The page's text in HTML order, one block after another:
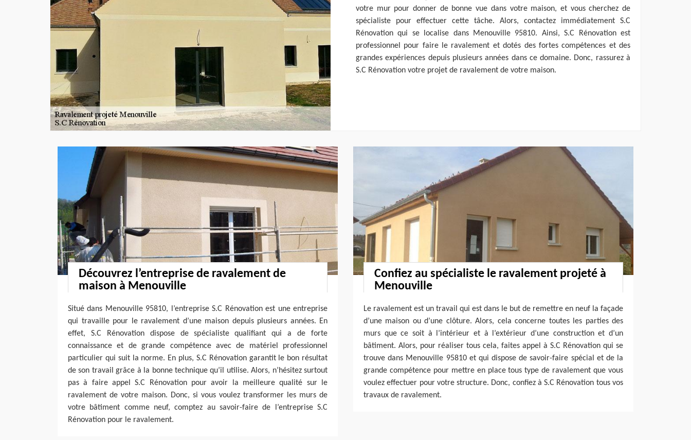
votre mur pour donner de bonne vue dans votre maison, et vous cherchez de
spécialiste pour effectuer cette tâche. Alors, contactez immédiatement S.C
Rénovation qui se localise dans Menouville 95810. Ainsi, S.C Rénovation est
professionnel pour faire le ravalement et dotés des fortes compétences et des
grandes expériences depuis plusieurs années dans ce domaine. Donc, rassurez à
S.C Rénovation votre projet de ravalement de votre maison.
Découvrez l’entreprise de ravalement de
maison à Menouville
Situé dans Menouville 95810, l’entreprise S.C Rénovation est une entreprise
qui travaille pour le ravalement d’une maison depuis plusieurs années. En
effet, S.C Rénovation dispose de spécialiste qualifiant qui a de forte
connaissance et de grande compétence avec de matériel professionnel
particulier qui suit la norme. En plus, S.C Rénovation garantit le bon résultat
de son travail grâce à la bonne technique qu’il utilise. Alors, n’hésitez surtout
pas à faire appel S.C Rénovation pour avoir la meilleure qualité sur le
ravalement de votre maison. Donc, si vous voulez transformer les murs de
votre bâtiment comme neuf, comptez au savoir-faire de l’entreprise S.C
Rénovation pour le ravalement.
Confiez au spécialiste le ravalement projeté à
Menouville
Le ravalement est un travail qui est dans le but de remettre en neuf la façade
d’une maison ou d’une clôture. Alors, cela concerne toutes les parties des
murs que ce soit à l’intérieur et à l’extérieur d’une construction et d’un
bâtiment. Alors, pour réaliser tous cela, faites appel à S.C Rénovation qui se
trouve dans Menouville 95810 et qui dispose de savoir-faire spécial et de la
grande compétence pour mettre en place tous type de ravalement que vous
voulez effectuer pour votre structure. Donc, confiez à S.C Rénovation tous vos
travaux de ravalement.